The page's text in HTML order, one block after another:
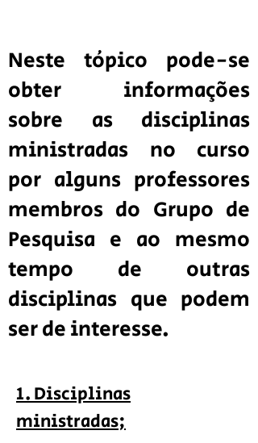
Neste tópico pode-se
obter informações
sobre as disciplinas
ministradas no curso
por alguns professores
membros do Grupo de
Pesquisa e ao mesmo
tempo de outras
disciplinas que podem
ser de interesse.
1. Disciplinas
ministradas;